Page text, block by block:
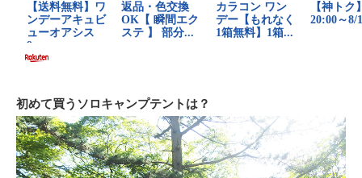
初めて買うソロキャンプテントは？